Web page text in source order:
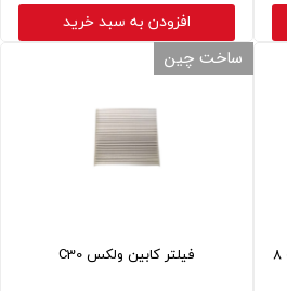
افزودن به سبد خرید
شمع و وایر شمع ولکس C30 بسته 8
فیلتر کابین ولکس C30
ساخت چین